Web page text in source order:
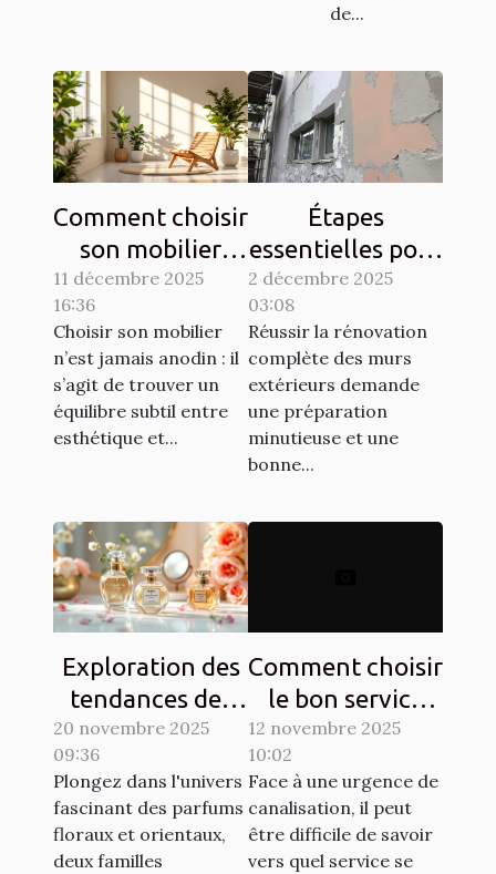
de...
Comment choisir
son mobilier
pour allier
esthétique et
durabilité?
11 décembre 2025
16:36
Choisir son mobilier
n’est jamais anodin : il
s’agit de trouver un
équilibre subtil entre
esthétique et...
Étapes
essentielles pour
la rénovation
complète des
murs extérieurs
2 décembre 2025
03:08
Réussir la rénovation
complète des murs
extérieurs demande
une préparation
minutieuse et une
bonne...
Exploration des
tendances des
parfums floraux
et orientaux
20 novembre 2025
09:36
Plongez dans l'univers
fascinant des parfums
floraux et orientaux,
deux familles
Comment choisir
le bon service
pour vos
urgences de
canalisation ?
12 novembre 2025
10:02
Face à une urgence de
canalisation, il peut
être difficile de savoir
vers quel service se